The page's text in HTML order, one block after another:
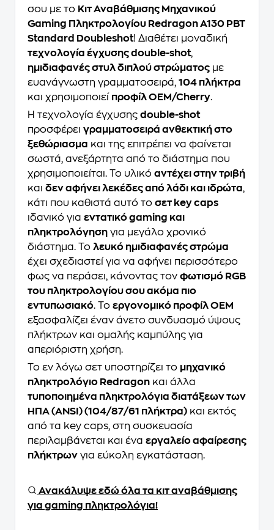
σου με το Κιτ Αναβάθμισης Μηχανικού
Gaming Πληκτρολογίου Redragon A130 PBT
Standard Doubleshot! Διαθέτει μοναδική
τεχνολογία έγχυσης double-shot,
ημιδιαφανές στυλ διπλού στρώματος με
ευανάγνωστη γραμματοσειρά, 104 πλήκτρα
και χρησιμοποιεί προφίλ OEM/Cherry.
Η τεχνολογία έγχυσης double-shot
προσφέρει γραμματοσειρά ανθεκτική στο
ξεθώριασμα και της επιτρέπει να φαίνεται
σωστά, ανεξάρτητα από το διάστημα που
χρησιμοποιείται. Το υλικό αντέχει στην τριβή
και δεν αφήνει λεκέδες από λάδι και ιδρώτα,
κάτι που καθιστά αυτό το σετ key caps
ιδανικό για εντατικό gaming και
πληκτρολόγηση για μεγάλο χρονικό
διάστημα. Το λευκό ημιδιαφανές στρώμα
έχει σχεδιαστεί για να αφήνει περισσότερο
φως να περάσει, κάνοντας τον φωτισμό RGB
του πληκτρολογίου σου ακόμα πιο
εντυπωσιακό. Το εργονομικό προφίλ OEM
εξασφαλίζει έναν άνετο συνδυασμό ύψους
πλήκτρων και ομαλής καμπύλης για
απεριόριστη χρήση.
Το εν λόγω σετ υποστηρίζει το μηχανικό
πληκτρολόγιο Redragon και άλλα
τυποποιημένα πληκτρολόγια διατάξεων των
ΗΠΑ (ANSI) (104/87/61 πλήκτρα) και εκτός
από τα key caps, στη συσκευασία
περιλαμβάνεται και ένα εργαλείο αφαίρεσης
πλήκτρων για εύκολη εγκατάσταση.
Ανακάλυψε εδώ όλα τα κιτ αναβάθμισης
για gaming πληκτρολόγια!